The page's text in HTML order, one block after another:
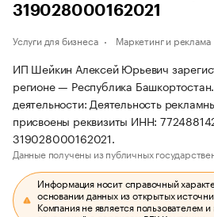
319028000162021
Услуги для бизнеса Маркетинг и реклама
ИП Шейкин Алексей Юрьевич
регионе — Республика
деятельности: Деятельность
присвоены реквизиты ИНН:
319028000162021.
Данные получены из публичных
Информация носит справочный
основании данных из открытых
Компания не является пользователем